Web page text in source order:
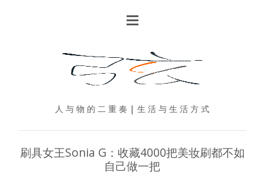
人 与 物 的 二 重 奏 | 生 活 与 生 活 方 式
刷具女王Sonia G：收藏4000把美妆刷都不如
自己做一把